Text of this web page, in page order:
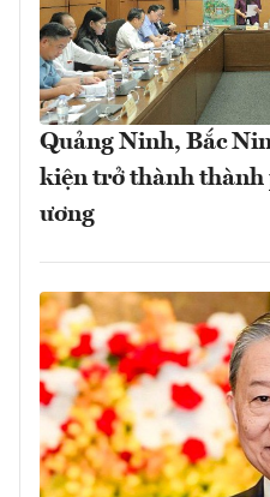
Quảng Ninh, Bắc
kiện trở thành thành
ương